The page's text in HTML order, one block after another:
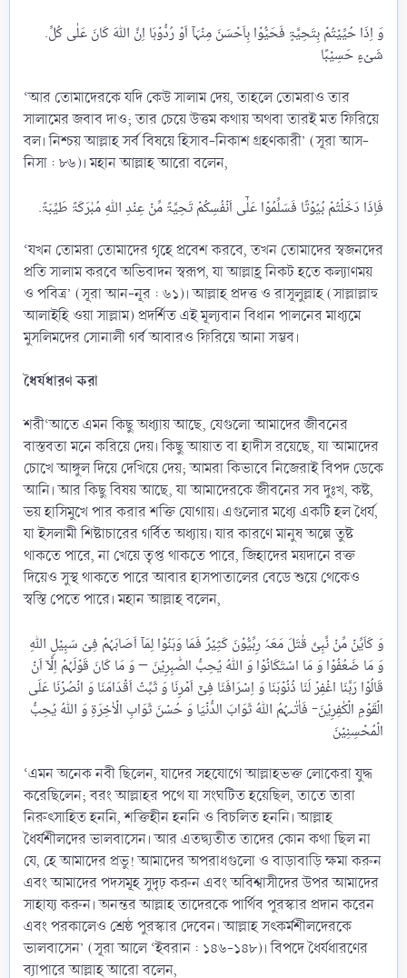
.وَ اِذَا حُیِّیۡتُمۡ بِتَحِیَّۃٍ فَحَیُّوۡا بِاَحۡسَنَ مِنۡہَاۤ اَوۡ رُدُّوۡہَا اِنَّ اللّٰہَ کَانَ عَلٰی کُلِّ
‘আর তোমাদেরকে যদি কেউ সালাম দেয়, তাহলে তোমরাও তার
সালামের জবাব দাও; তার চেয়ে উত্তম কথায় অথবা তারই মত ফিরিয়ে
বল। নিশ্চয় আল্লাহ সর্ব বিষয়ে হিসাব-নিকাশ গ্রহণকারী’ (সূরা আস-
নিসা : ৮৬)। মহান আল্লাহ আরো বলেন,
‘যখন তোমরা তোমাদের গৃহে প্রবেশ করবে, তখন তোমাদের স্বজনদের
প্রতি সালাম করবে অভিবাদন স্বরূপ, যা আল্লাহ্র নিকট হতে কল্যাণময়
ও পবিত্র’ (সূরা আন-নূর : ৬১)। আল্লাহ প্রদত্ত ও রাসূলুল্লাহ (সাল্লাল্লাহু
আলাইহি ওয়া সাল্লাম) প্রদর্শিত এই মূল্যবান বিধান পালনের মাধ্যমে
মুসলিমদের সোনালী গর্ব আবারও ফিরিয়ে আনা সম্ভব।
ধৈর্যধারণ করা
শরী‘আতে এমন কিছু অধ্যায় আছে, যেগুলো আমাদের জীবনের
বাস্তবতা মনে করিয়ে দেয়। কিছু আয়াত বা হাদীস রয়েছে, যা আমাদের
চোখে আঙ্গুল দিয়ে দেখিয়ে দেয়; আমরা কিভাবে নিজেরাই বিপদ ডেকে
আনি। আর কিছু বিষয় আছে, যা আমাদেরকে জীবনের সব দুঃখ, কষ্ট,
ভয় হাসিমুখে পার করার শক্তি যোগায়। এগুলোর মধ্যে একটি হল ধৈর্য,
যা ইসলামী শিষ্টাচারের গর্বিত অধ্যায়। যার কারণে মানুষ অল্পে তুষ্ট
থাকতে পারে, না খেয়ে তৃপ্ত থাকতে পারে, জিহাদের ময়দানে রক্ত
দিয়েও সুস্থ থাকতে পারে আবার হাসপাতালের বেডে শুয়ে থেকেও
স্বস্তি পেতে পারে। মহান আল্লাহ বলেন,
وَ کَاَیِّنۡ مِّنۡ نَّبِیٍّ قٰتَلَ مَعَہٗ رِبِّیُّوۡنَ کَثِیۡرٌ فَمَا وَہَنُوۡا لِمَاۤ اَصَابَہُمۡ فِیۡ سَبِیۡلِ اللّٰہِ
وَ مَا ضَعُفُوۡا وَ مَا اسۡتَکَانُوۡا وَ اللّٰہُ یُحِبُّ الصّٰبِرِیۡنَ – وَ مَا کَانَ قَوۡلَہُمۡ اِلَّاۤ اَنۡ
قَالُوۡا رَبَّنَا اغۡفِرۡ لَنَا ذُنُوۡبَنَا وَ اِسۡرَافَنَا فِیۡۤ اَمۡرِنَا وَ ثَبِّتۡ اَقۡدَامَنَا وَ انۡصُرۡنَا عَلَی
الۡقَوۡمِ الۡکٰفِرِیۡنَ- فَاٰتٰىہُمُ اللّٰہُ ثَوَابَ الدُّنۡیَا وَ حُسۡنَ ثَوَابِ الۡاٰخِرَۃِ وَ اللّٰہُ یُحِبُّ
‘এমন অনেক নবী ছিলেন, যাদের সহযোগে আল্লাহভক্ত লোকেরা যুদ্ধ
করেছিলেন; বরং আল্লাহর পথে যা সংঘটিত হয়েছিল, তাতে তারা
নিরুৎসাহিত হননি, শক্তিহীন হননি ও বিচলিত হননি। আল্লাহ
ধৈর্যশীলদের ভালবাসেন। আর এতদ্ব্যতীত তাদের কোন কথা ছিল না
যে, হে আমাদের প্রভু! আমাদের অপরাধগুলো ও বাড়াবাড়ি ক্ষমা করুন
এবং আমাদের পদসমূহ সুদৃঢ় করুন এবং অবিশ্বাসীদের উপর আমাদের
সাহায্য করুন। অনন্তর আল্লাহ তাদেরকে পার্থিব পুরস্কার প্রদান করেন
এবং পরকালেও শ্রেষ্ঠ পুরস্কার দেবেন। আল্লাহ সৎকর্মশীলদেরকে
ভালবাসেন’ (সূরা আলে ‘ইবরান : ১৪৬-১৪৮)। বিপদে ধৈর্যধারণের
ব্যাপারে আল্লাহ আরো বলেন,